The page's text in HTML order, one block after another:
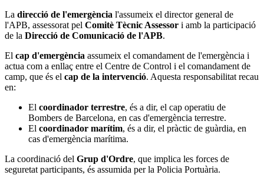
La direcció de l'emergència l'assumeix el director general de
l'APB, assessorat pel Comitè Tècnic Assessor i amb la participació
de la Direcció de Comunicació de l'APB.
El cap d'emergència assumeix el comandament de l'emergència i
actua com a enllaç entre el Centre de Control i el comandament de
camp, que és el cap de la intervenció. Aquesta responsabilitat recau
en:
El coordinador terrestre, és a dir, el cap operatiu de
Bombers de Barcelona, en cas d'emergència terrestre.
El coordinador marítim, és a dir, el pràctic de guàrdia, en
cas d'emergència marítima.
La coordinació del Grup d'Ordre, que implica les forces de
seguretat participants, és assumida per la Policia Portuària.